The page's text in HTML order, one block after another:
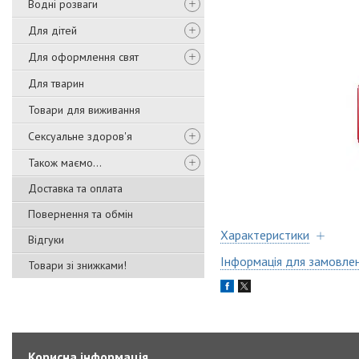
Водні розваги
Для дітей
Для оформлення свят
Для тварин
Товари для виживання
Сексуальне здоров'я
Також маємо...
Доставка та оплата
Повернення та обмін
Відгуки
Товари зі знижками!
Характеристики
Інформація для